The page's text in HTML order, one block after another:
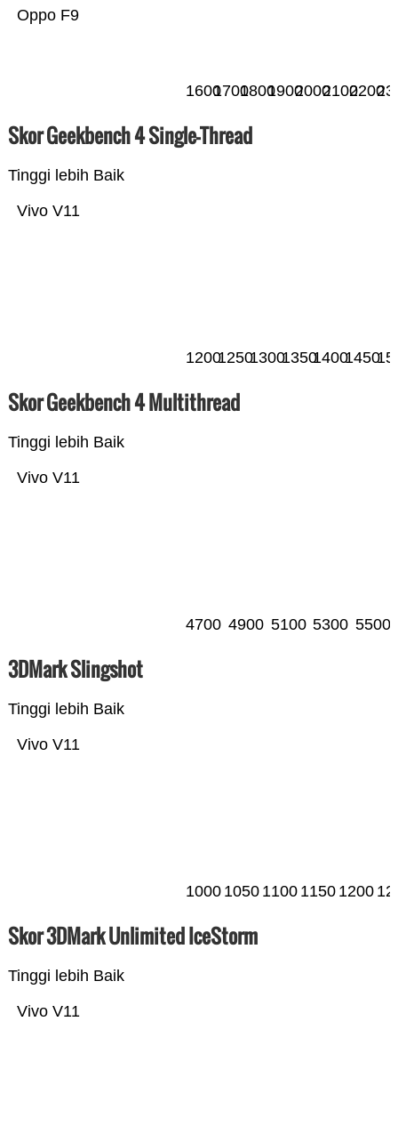
Oppo F9
1600170018001900200021002200
Skor Geekbench 4 Single-Thread
Tinggi lebih Baik
Vivo V11
120012501300135014001450
Skor Geekbench 4 Multithread
Tinggi lebih Baik
Vivo V11
4700 4900 5100 5300 5500
3DMark Slingshot
Tinggi lebih Baik
Vivo V11
1000 1050 1100 1150 1200
Skor 3DMark Unlimited IceStorm
Tinggi lebih Baik
Vivo V11